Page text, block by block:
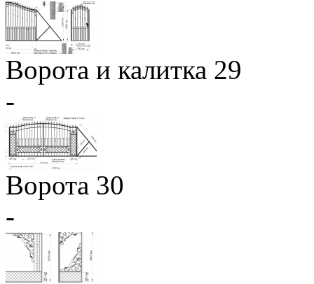
Ворота и калитка 29
-
Ворота 30
-